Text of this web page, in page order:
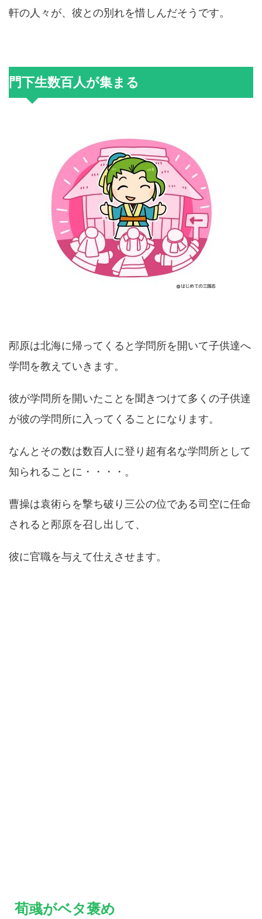
軒の人々が、彼との別れを惜しんだそうです。
門下生数百人が集まる
邴原は北海に帰ってくると学問所を開いて子供達へ
学問を教えていきます。
彼が学問所を開いたことを聞きつけて多くの子供達
が彼の学問所に入ってくることになります。
なんとその数は数百人に登り超有名な学問所として
知られることに・・・・。
曹操は袁術らを撃ち破り三公の位である司空に任命
されると邴原を召し出して、
彼に官職を与えて仕えさせます。
荀彧がベタ褒め